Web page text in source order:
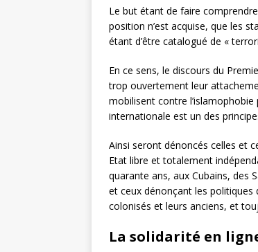
Le but étant de faire
position n’est acquise, que les
étant d’être catalogué de «
En ce sens, le discours du
trop ouvertement leur
mobilisent contre
internationale est un des
Ainsi seront dénoncés celles et
Etat libre et totalement
quarante ans, aux Cubains, des
et ceux dénonçant les
colonisés et leurs anciens, et
La solidarité en